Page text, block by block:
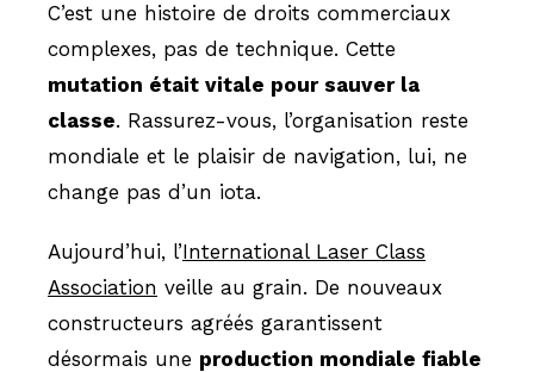
C’est une histoire de droits commerciaux
complexes, pas de technique. Cette
mutation était vitale pour sauver la
classe. Rassurez-vous, l’organisation reste
mondiale et le plaisir de navigation, lui, ne
change pas d’un iota.
Aujourd’hui, l’International Laser Class
Association veille au grain. De nouveaux
constructeurs agréés garantissent
désormais une production mondiale fiable